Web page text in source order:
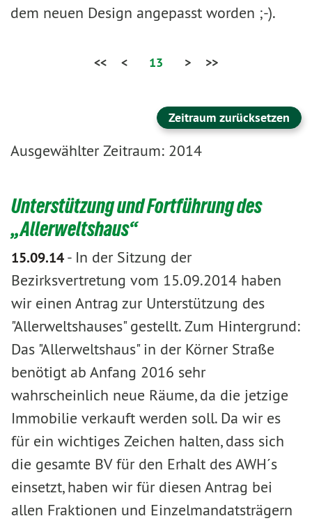
dem neuen Design angepasst worden ;-).
<< < 13 > >>
Zeitraum zurücksetzen
Ausgewählter Zeitraum: 2014
Unterstützung und Fortführung des
„Allerweltshaus“
15.09.14- In der Sitzung der
Bezirksvertretung vom 15.09.2014 haben
wir einen Antrag zur Unterstützung des
"Allerweltshauses" gestellt. Zum Hintergrund:
Das "Allerweltshaus" in der Körner Straße
benötigt ab Anfang 2016 sehr
wahrscheinlich neue Räume, da die jetzige
Immobilie verkauft werden soll. Da wir es
für ein wichtiges Zeichen halten, dass sich
die gesamte BV für den Erhalt des AWH´s
einsetzt, haben wir für diesen Antrag bei
allen Fraktionen und Einzelmandatsträgern